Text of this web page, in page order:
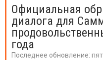
Официальная
диалога для
года
Последнее обновление: